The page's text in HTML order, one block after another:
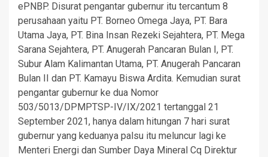
ePNBP. Disurat pengantar gubernur itu tercantum 8
perusahaan yaitu PT. Borneo Omega Jaya, PT. Bara
Utama Jaya, PT. Bina Insan Rezeki Sejahtera, PT. Mega
Sarana Sejahtera, PT. Anugerah Pancaran Bulan I, PT.
Subur Alam Kalimantan Utama, PT. Anugerah Pancaran
Bulan II dan PT. Kamayu Biswa Ardita. Kemudian surat
pengantar gubernur ke dua Nomor
503/5013/DPMPTSP-IV/IX/2021 tertanggal 21
September 2021, hanya dalam hitungan 7 hari surat
gubernur yang keduanya palsu itu meluncur lagi ke
Menteri Energi dan Sumber Daya Mineral Cq Direktur